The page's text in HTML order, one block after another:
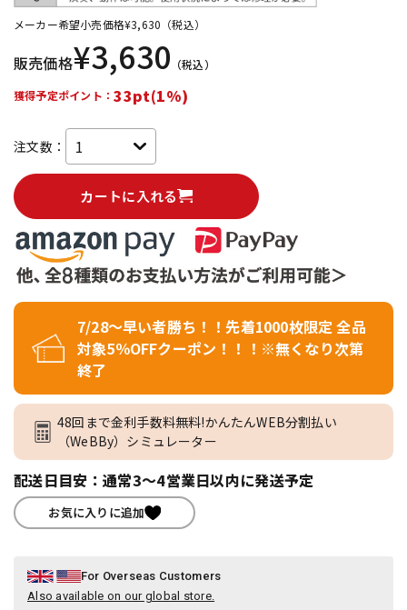
メーカー希望小売価格¥3,630 （税込）
販売価格¥3,630 （税込）
獲得予定ポイント：33pt(1%)
注文数：
カートに入れる
7/28～早い者勝ち！！先着1000枚限定 全品
対象5％OFFクーポン！！！※無くなり次第
終了
48回まで金利手数料無料!かんたんWEB分割払い
（WeBBy）シミュレーター
配送日目安：通常3～4営業日以内に発送予定
お気に入りに追加
For Overseas Customers
Also available on our global store.